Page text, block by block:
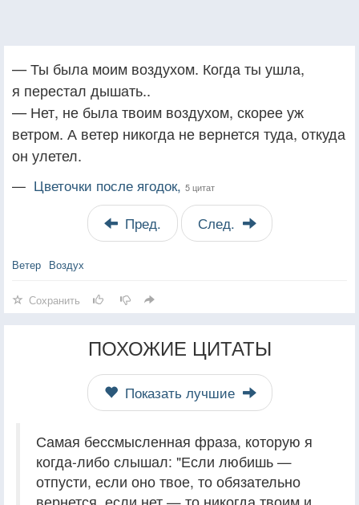
— Ты была моим воздухом. Когда ты ушла,
я перестал дышать..
— Нет, не была твоим воздухом, скорее уж
ветром. А ветер никогда не вернется туда, откуда
он улетел.
— Цветочки после ягодок, 5 цитат
Пред. След.
Ветер Воздух
Сохранить
ПОХОЖИЕ ЦИТАТЫ
Показать лучшие
Самая бессмысленная фраза, которую я
когда-либо слышал: "Если любишь —
отпусти, если оно твое, то обязательно